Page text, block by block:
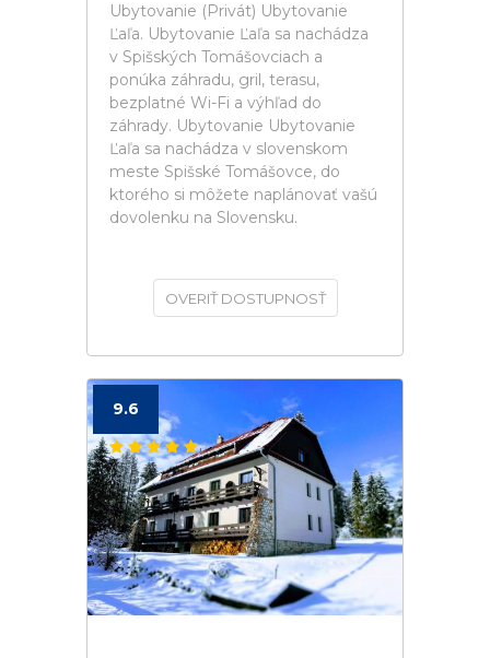
Ubytovanie (Privát) Ubytovanie
Ľaľa. Ubytovanie Ľaľa sa nachádza
v Spišských Tomášovciach a
ponúka záhradu, gril, terasu,
bezplatné Wi-Fi a výhľad do
záhrady. Ubytovanie Ubytovanie
Ľaľa sa nachádza v slovenskom
meste Spišské Tomášovce, do
ktorého si môžete naplánovať vašú
dovolenku na Slovensku.
OVERIŤ DOSTUPNOSŤ
9.6